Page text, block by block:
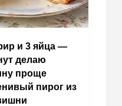
и 3 яйца —
делаю
проще
пирог из